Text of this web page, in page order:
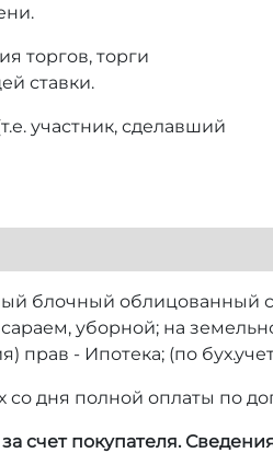
торгов, торги
ставки.
участник, сделавший
блочный
уборной; на
прав - Ипотека; (по
со дня полной оплаты по
покупателя.